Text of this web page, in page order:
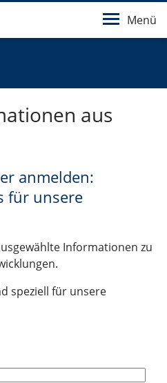
Menü
aus
anmelden:
für unsere
Informationen zu
speziell für unsere